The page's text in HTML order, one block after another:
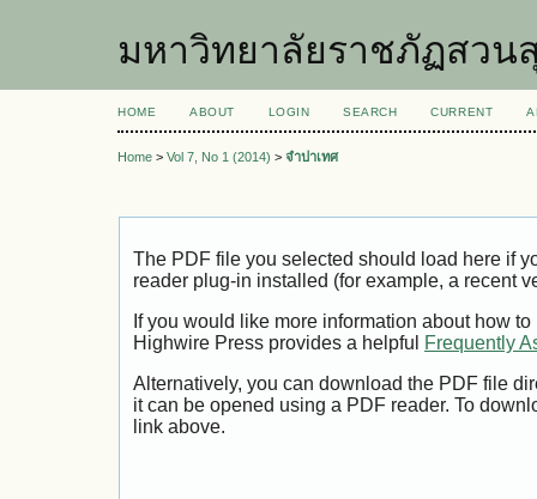
มหาวิทยาลัยราชภัฏสวน
HOME ABOUT LOGIN SEARCH CURRENT
Home > Vol 7, No 1 (2014) > จำปาเทศ
The PDF file you selected should load here if
reader plug-in installed (for example, a recent
If you would like more information about how
Highwire Press provides a helpful
Frequently
Alternatively, you can download the PDF file
it can be opened using a PDF reader. To
link above.